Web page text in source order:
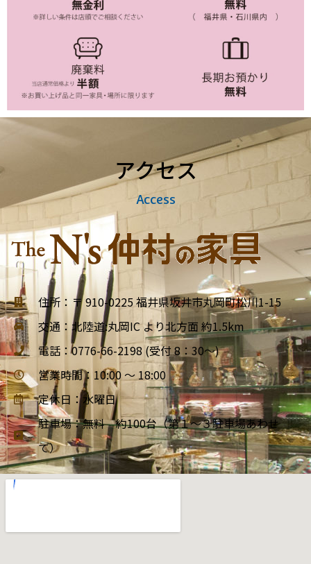
アクセス
Access
住所：〒 910-0225 福井県坂井市丸岡町松川1-15
交通：北陸道:丸岡IC より北方面 約1.5km
電話：0776-66-2198 (受付 8：30～)
営業時間：10:00 ～ 18:00
定休日：水曜日
駐車場：無料 約100台（第１～３駐車場あわせ
て）